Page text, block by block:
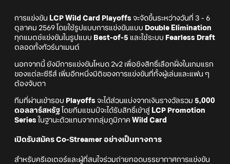
การแข่งขัน LCP Wild Card Playoffs จะจัดขึ้นระหว่างวันที่ 3 - 6
ตุลาคม 2569 โดยใช้รูปแบบการแข่งขันแบบ Double Elimination
ทุกแมตช์แข่งขันในรูปแบบ Best-of-5 และใช้ระบบ Fearless Draft
ตลอดทั้งทัวร์นาเมนต์
นอกจากนี้ ยังมีการแข่งขันโหมด 2v2 เพื่อชิงสิทธิ์เลือกฝั่งในเกมแรก
ของแต่ละซีรีส์ เพิ่มอีกหนึ่งมิติของการแข่งขันที่ทั้งผู้เล่นและแฟน ๆ
ต้องจับตา
ทีมที่ผ่านเข้ารอบ Playoffs จะได้ส่วนแบ่งจากเงินรางวัลรวม 5,000
ดอลลาร์สหรัฐ โดยทีมแชมป์จะได้รับสิทธิ์เข้าสู่ LCP Promotion
Series ในฐานะตัวแทนจากกลุ่มภูมิภาค Wild Card
เปิดรับสมัคร Co-Streamer อย่างเป็นทางการ
สำหรับครีเอเตอร์และผู้ที่สนใจร่วมถ่ายทอดบรรยากาศการแข่งขัน